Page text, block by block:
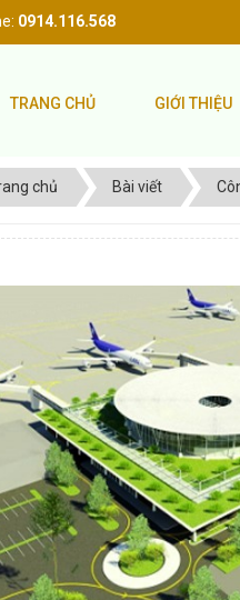
0914.116.568
TRANG CHỦ GIỚI THIỆU
chủ Bài viết